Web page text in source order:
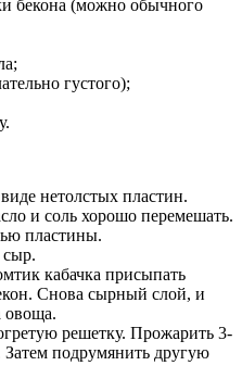
бекона (можно обычного
густого);
нетолстых пластин.
и соль хорошо перемешать.
пластины.
сыр.
кабачка присыпать
Снова сырный слой, и
овоща.
решетку. Прожарить 3-
подрумянить другую